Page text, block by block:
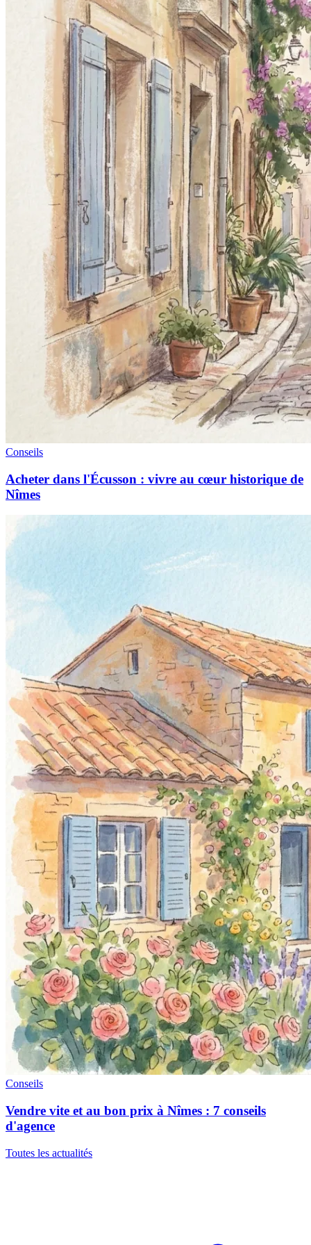
Conseils
Acheter dans l'Écusson : vivre au cœur historique de
Nîmes
Conseils
Vendre vite et au bon prix à Nîmes : 7 conseils
d'agence
Toutes les actualités